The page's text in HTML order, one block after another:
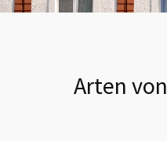
Arten von